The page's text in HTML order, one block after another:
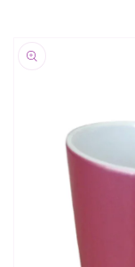
informazioni